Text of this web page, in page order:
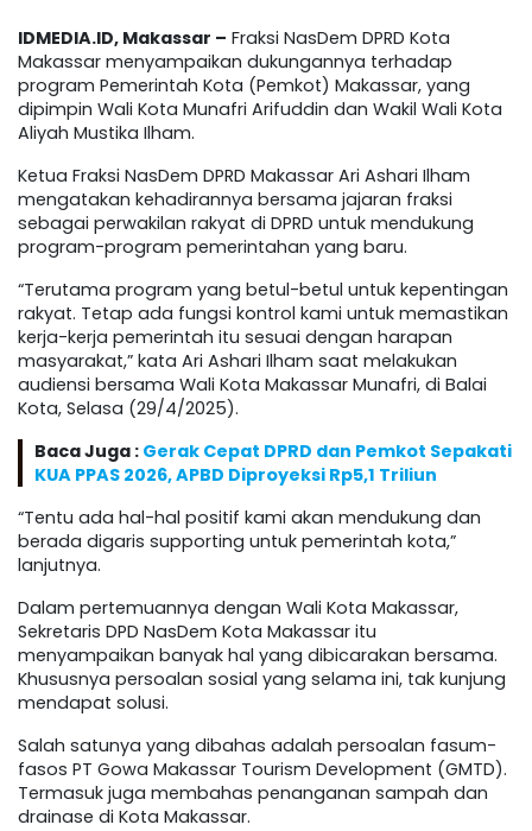
IDMEDIA.ID, Makassar – Fraksi NasDem DPRD Kota
Makassar menyampaikan dukungannya terhadap
program Pemerintah Kota (Pemkot) Makassar, yang
dipimpin Wali Kota Munafri Arifuddin dan Wakil Wali Kota
Aliyah Mustika Ilham.
Ketua Fraksi NasDem DPRD Makassar Ari Ashari Ilham
mengatakan kehadirannya bersama jajaran fraksi
sebagai perwakilan rakyat di DPRD untuk mendukung
program-program pemerintahan yang baru.
“Terutama program yang betul-betul untuk kepentingan
rakyat. Tetap ada fungsi kontrol kami untuk memastikan
kerja-kerja pemerintah itu sesuai dengan harapan
masyarakat,” kata Ari Ashari Ilham saat melakukan
audiensi bersama Wali Kota Makassar Munafri, di Balai
Kota, Selasa (29/4/2025).
Baca Juga : Gerak Cepat DPRD dan Pemkot Sepakati
KUA PPAS 2026, APBD Diproyeksi Rp5,1 Triliun
“Tentu ada hal-hal positif kami akan mendukung dan
berada digaris supporting untuk pemerintah kota,”
lanjutnya.
Dalam pertemuannya dengan Wali Kota Makassar,
Sekretaris DPD NasDem Kota Makassar itu
menyampaikan banyak hal yang dibicarakan bersama.
Khususnya persoalan sosial yang selama ini, tak kunjung
mendapat solusi.
Salah satunya yang dibahas adalah persoalan fasum-
fasos PT Gowa Makassar Tourism Development (GMTD).
Termasuk juga membahas penanganan sampah dan
drainase di Kota Makassar.